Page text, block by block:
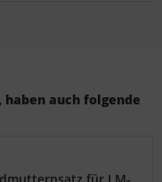
auch folgende